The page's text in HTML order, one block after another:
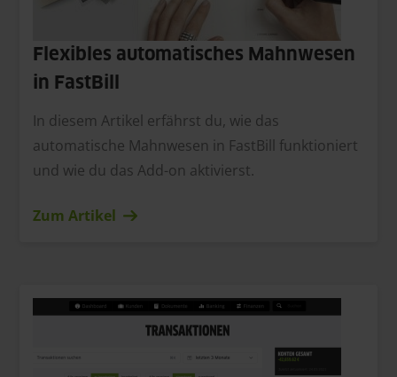
Flexibles automatisches Mahnwesen
in FastBill
In diesem Artikel erfährst du, wie das
automatische Mahnwesen in FastBill funktioniert
und wie du das Add-on aktivierst.
Zum Artikel